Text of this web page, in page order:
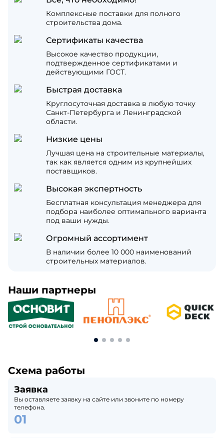
Комплексные поставки для полного
строительства дома.
Сертификаты качества
Высокое качество продукции,
подтвержденное сертификатами и
действующими ГОСТ.
Быстрая доставка
Круглосуточная доставка в любую точку
Санкт-Петербурга и Ленинградской
области.
Низкие цены
Лучшая цена на строительные материалы,
так как является одним из крупнейших
поставщиков.
Высокая экспертность
Бесплатная консультация менеджера для
подбора наиболее оптимального варианта
под ваши нужды.
Огромный ассортимент
В наличии более 10 000 наименований
строительных материалов.
Наши партнеры
Схема работы
Заявка
Вы оставляете заявку на сайте или звоните по номеру
телефона.